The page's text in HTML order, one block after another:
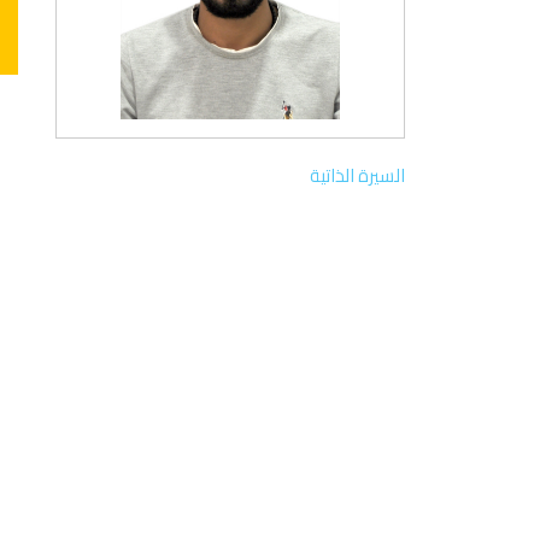
السيرة الذاتية